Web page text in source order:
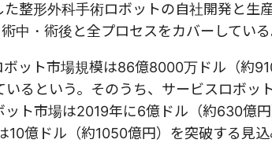
整形外科手術ロボットの自社開発と生
中・術後と全プロセスをカバーしている
ット市場規模は86億8000万ドル（約
るという。そのうち、サービスロボ
ト市場は2019年に6億ドル（約630億
億ドル（約1050億円）を突破する見込